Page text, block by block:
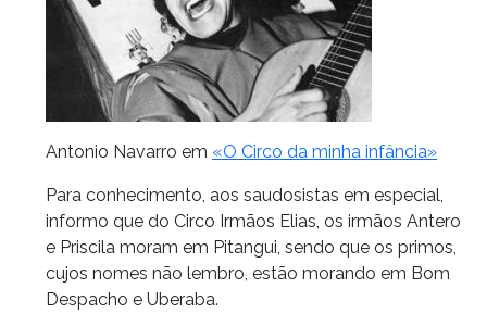
Antonio Navarro em «O Circo da minha infância»
Para conhecimento, aos saudosistas em especial,
informo que do Circo Irmãos Elias, os irmãos Antero
e Priscila moram em Pitangui, sendo que os primos,
cujos nomes não lembro, estão morando em Bom
Despacho e Uberaba.